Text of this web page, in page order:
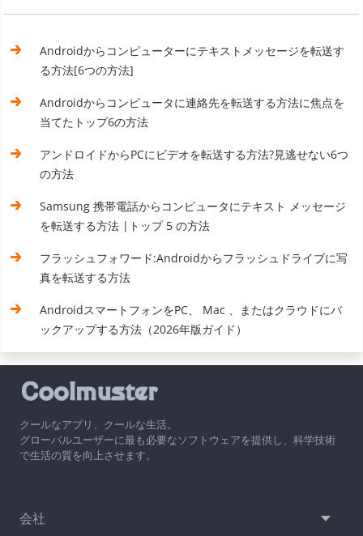
Androidからコンピューターにテキストメッセージを転送す
る方法[6つの方法]
Androidからコンピュータに連絡先を転送する方法に焦点を
当てたトップ6の方法
アンドロイドからPCにビデオを転送する方法?見逃せない6つ
の方法
Samsung 携帯電話からコンピュータにテキスト メッセージ
を転送する方法 |トップ 5 の方法
フラッシュフォワード:Androidからフラッシュドライブに写
真を転送する方法
AndroidスマートフォンをPC、 Mac 、またはクラウドにバ
ックアップする方法（2026年版ガイド）
クールなアプリ、クールな生活。
グローバルユーザーに最も必要なソフトウェアを提供し、科学技術
で生活の質を向上させます。
会社